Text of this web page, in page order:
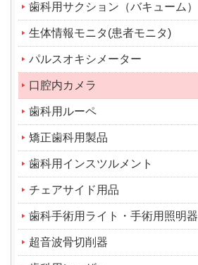
歯科用サクション（バキューム）
生体情報モニタ(患者モニタ)
パルスオキシメーター
口腔内カメラ
歯科用ルーペ
矯正歯科用製品
歯科用インスツルメント
チェアサイド用品
歯科手術用ライト・手術用照明器
超音波骨切削器